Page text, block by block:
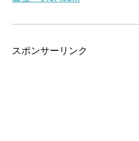
スポンサーリンク